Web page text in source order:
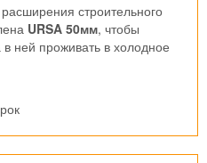
строительного
URSA 50мм, чтобы
ней проживать в холодное